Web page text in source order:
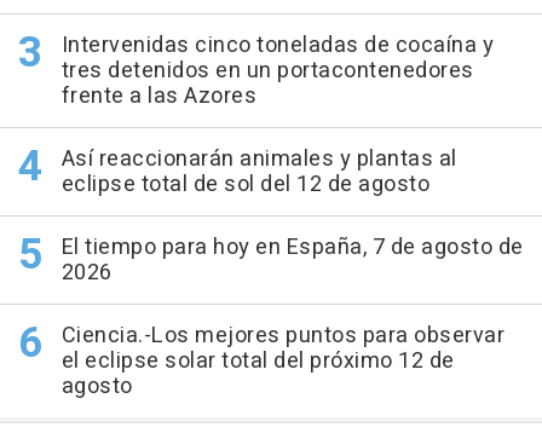
Intervenidas cinco toneladas de cocaína y
tres detenidos en un portacontenedores
frente a las Azores
Así reaccionarán animales y plantas al
eclipse total de sol del 12 de agosto
El tiempo para hoy en España, 7 de agosto de
2026
Ciencia.-Los mejores puntos para observar
el eclipse solar total del próximo 12 de
agosto